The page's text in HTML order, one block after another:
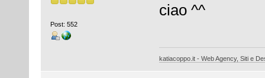
Post: 552
ciao ^^
katiacoppo.it - Web Agency, Siti e